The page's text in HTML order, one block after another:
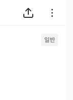
일반